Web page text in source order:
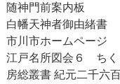
随神門前案内板
白幡天神者御由緒書
市川市ホームページ
江戸名所図会６ ちく
房総叢書 紀元二千六